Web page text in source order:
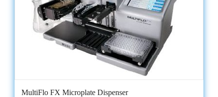
MultiFlo FX Microplate Dispenser